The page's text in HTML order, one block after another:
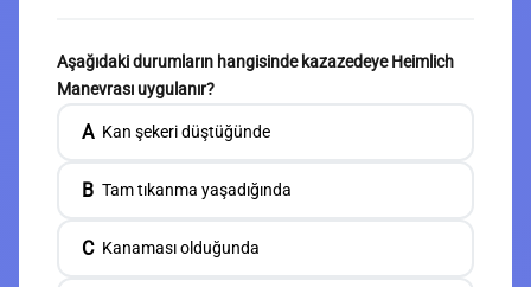
Aşağıdaki durumların hangisinde kazazedeye Heimlich
Manevrası uygulanır?
A Kan şekeri düştüğünde
B Tam tıkanma yaşadığında
C Kanaması olduğunda